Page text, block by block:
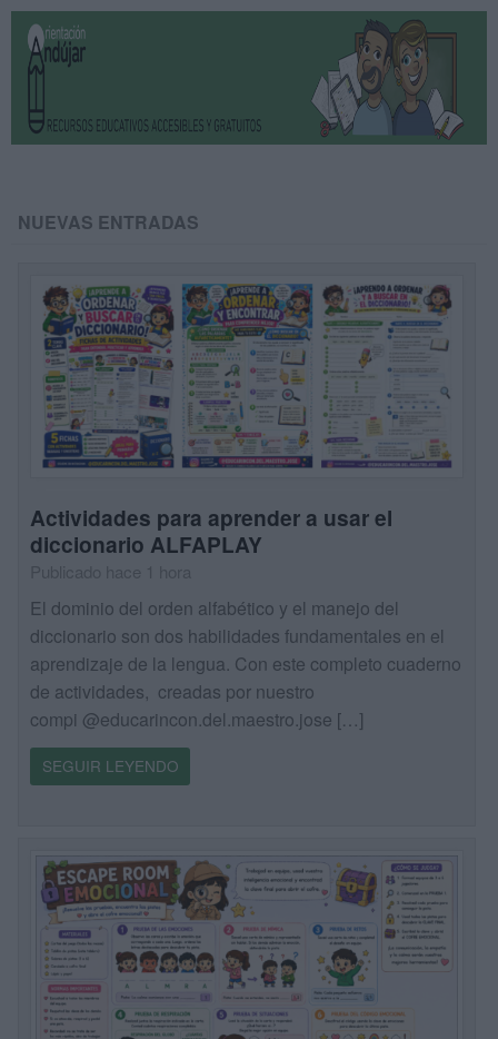
NUEVAS ENTRADAS
Actividades para aprender a usar el
diccionario ALFAPLAY
El dominio del orden alfabético y el manejo del
diccionario son dos habilidades fundamentales en el
aprendizaje de la lengua. Con este completo cuaderno
de actividades, creadas por nuestro
compi @educarincon.del.maestro.jose […]
SEGUIR LEYENDO